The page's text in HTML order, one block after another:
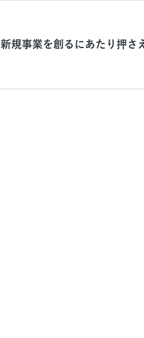
新規事業を創るにあたり押さ